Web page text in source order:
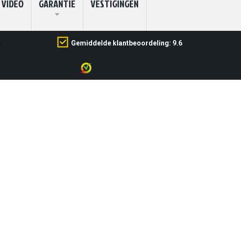
VIDEO GARANTIE VESTIGINGEN
Gemiddelde klantbeoordeling: 9.6